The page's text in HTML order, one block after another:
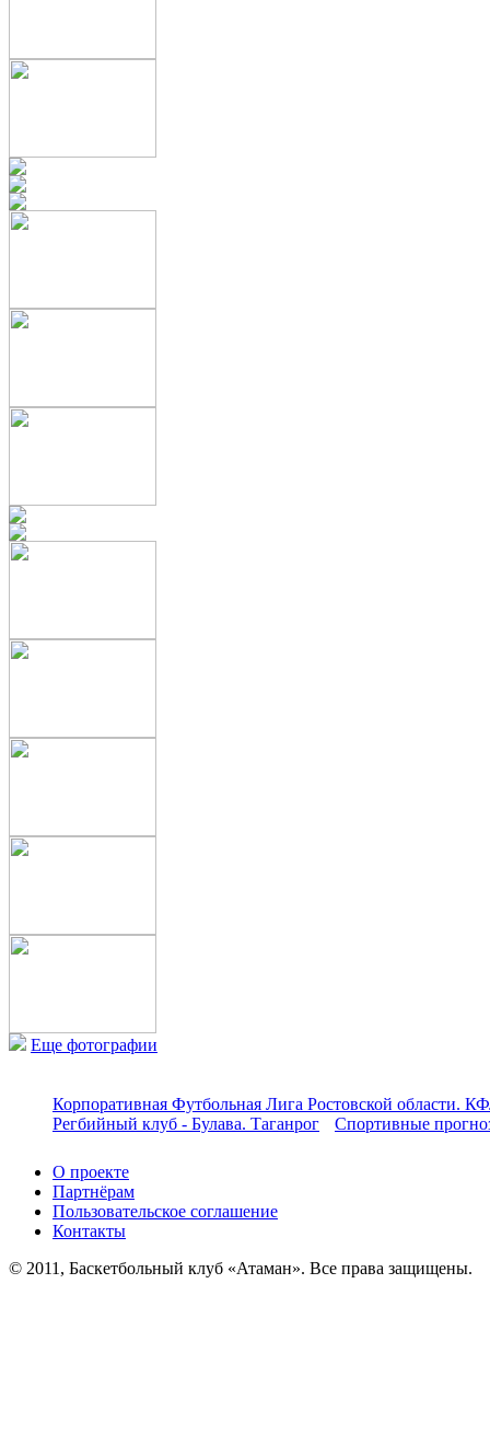
Еще фотографии
Корпоративная Футбольная Лига Ростовской области.
Регбийный клуб - Булава. Таганрог
Спортивные
О проекте
Партнёрам
Пользовательское соглашение
Контакты
© 2011, Баскетбольный клуб «Атаман». Все права защищены.